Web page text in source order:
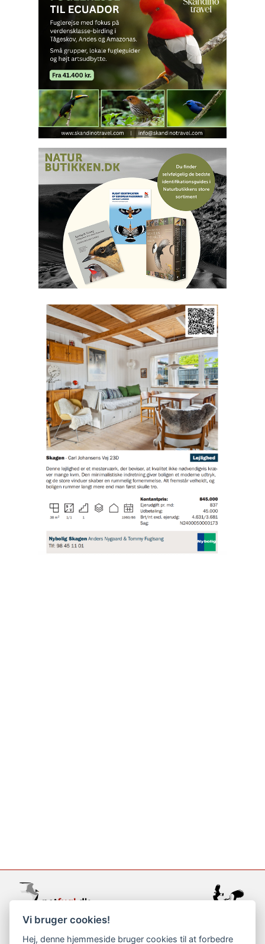
support@netfugl.dk
Vi bruger cookies!
Hej, denne hjemmeside bruger cookies til at forbedre